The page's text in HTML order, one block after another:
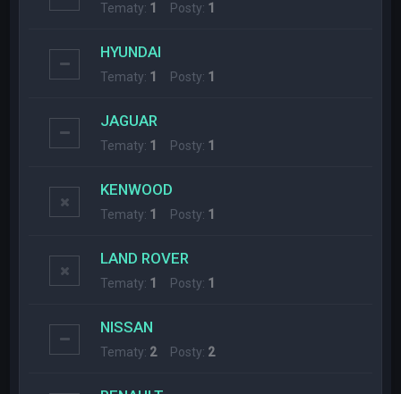
Tematy: 1 Posty: 1
HYUNDAI
Tematy: 1 Posty: 1
JAGUAR
Tematy: 1 Posty: 1
KENWOOD
Tematy: 1 Posty: 1
LAND ROVER
Tematy: 1 Posty: 1
NISSAN
Tematy: 2Posty: 2